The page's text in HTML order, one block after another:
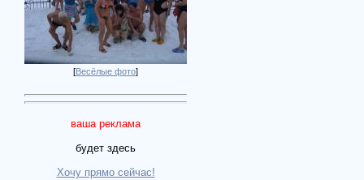
[Весёлые фото]
ваша реклама
будет здесь
Хочу прямо сейчас!